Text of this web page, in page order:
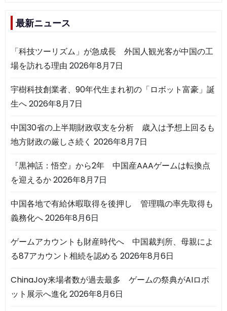
最新ニュース
「科技ツーリズム」が急成長 外国人観光客が中国の工
場を訪れる理由 2026年8月7日
宇樹科技創業者、90年代生まれ初の「ロボット富豪」誕
生へ2026年8月7日
中国30省の上半期財政収支を分析 歳入は予想上回るも
地方財政の厳しさ続く 2026年8月7日
『黒神話：悟空』から2年 中国産AAAゲームは転換点
を迎えるか2026年8月7日
中国各地で有給休暇取得を後押し 管理職の率先取得も
義務化へ2026年8月6日
ゲームアカウントも財産時代へ 中国裁判所、母親によ
る87アカウント相続を認める 2026年8月6日
ChinaJoy来場者数が過去最多 ゲームの祭典がAIロボ
ット展示へ進化2026年8月6日